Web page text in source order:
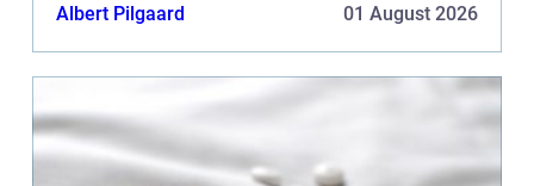
Albert Pilgaard 01 August 2026